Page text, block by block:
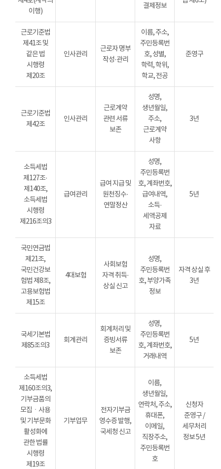
이행)
결제정보
근로기준법
제41조 및
같은 법
시행령
제20조
인사관리
근로자 명부
작성·관리
이름, 주소,
주민등록번
호, 성별,
학력, 학위,
학교, 전공
준영구
근로기준법
제42조
인사관리
근로계약
관련 서류
보존
성명,
생년월일,
주소,
근로계약
사항
3년
소득세법
제127조·
제140조,
소득세법
시행령
제216조의3
급여관리
급여 지급 및
원천징수·
연말정산
성명,
주민등록번
호, 계좌번호,
급여내역,
소득·
세액공제
자료
5년
국민연금법
제21조,
국민건강보
험법 제8조,
고용보험법
제15조
4대보험
사회보험
자격 취득·
상실 신고
성명,
주민등록번
호, 부양가족
정보
자격 상실 후
3년
국세기본법
제85조의3
회계관리
회계처리 및
증빙서류
보존
성명,
주민등록번
호, 계좌번호,
거래내역
5년
소득세법
제160조의3,
기부금품의
모집ㆍ사용
및 기부문화
활성화에
관한 법률
시행령
제19조
기부업무
전자기부금
영수증 발행,
국세청 신고
이름,
생년월일,
연락처, 주소,
휴대폰,
이메일,
직장주소,
주민등록번
호
신청자
준영구 /
세무처리
정보 5년